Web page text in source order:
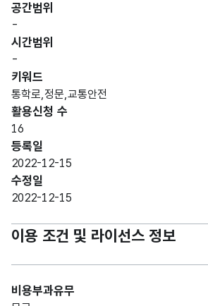
공간범위
-
시간범위
-
키워드
통학로,정문,교통안전
활용신청 수
16
등록일
2022-12-15
수정일
2022-12-15
이용 조건 및 라이선스 정보
비용부과유무